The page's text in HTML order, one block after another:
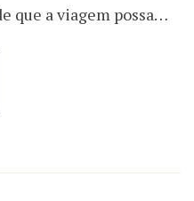
que a viagem possa…